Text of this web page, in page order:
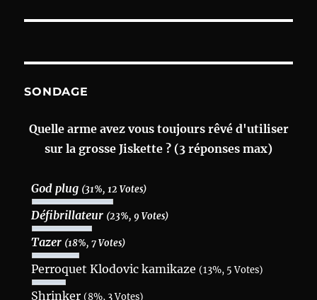
SONDAGE
Quelle arme avez vous toujours rêvé d'utiliser
sur la grosse Jiskette ? (3 réponses max)
God plug (31%, 12 Votes)
Défibrillateur (23%, 9 Votes)
Tazer (18%, 7 Votes)
Perroquet Klodovic kamikaze(13%, 5 Votes)
Shrinker(8%, 3 Votes)